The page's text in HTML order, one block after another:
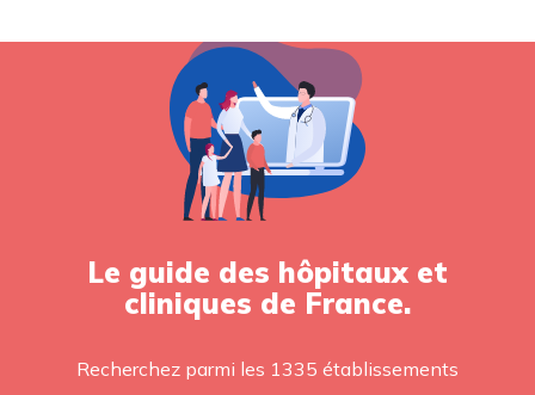
Le guide des hôpitaux et
cliniques de France.
Recherchez parmi les 1335 établissements